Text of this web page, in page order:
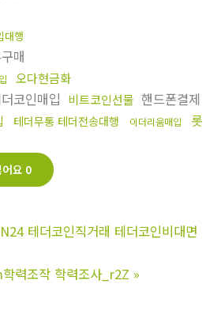
대행
매
오다현금화
코인매입 비트코인선물 핸드폰결제
테더무통 테더전송대행 이더리움매입
롯
요 0
테더코인직거래 테더코인비대면
력조작 학력조사_r2Z »